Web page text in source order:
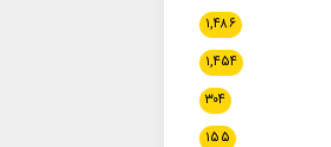
۱,۴۸۶
۱,۴۵۴
۳۰۴
۱۵۵